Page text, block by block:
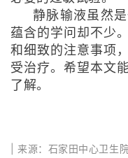
静脉输液虽然
蕴含的学问却不少
和细致的注意事项
受治疗。希望本文
了解。
| 来源：石家田中心卫生